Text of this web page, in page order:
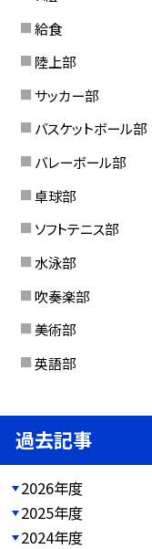
給食
陸上部
サッカー部
バスケットボール部
バレーボール部
卓球部
ソフトテニス部
水泳部
吹奏楽部
美術部
英語部
過去記事
2026年度
2025年度
2024年度